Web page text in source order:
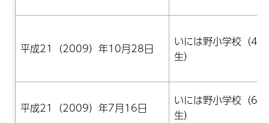
平成21（2009）年10月28日
いには野小学校（4年
生）
平成21（2009）年7月16日
いには野小学校（6年
生）